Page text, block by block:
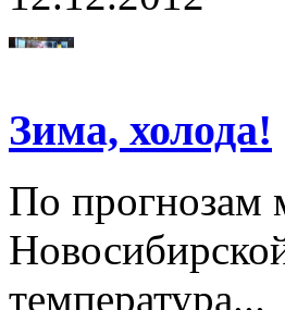
Зима, холода!
По прогнозам
температура...